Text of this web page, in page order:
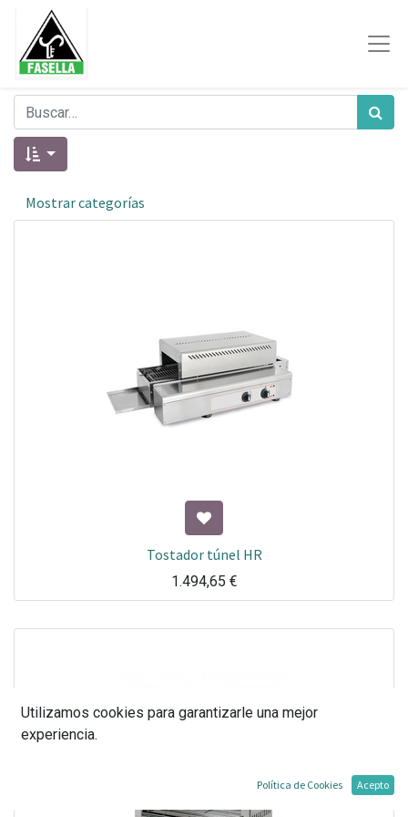
Mostrar categorías
Tostador túnel HR
1.494,65 €
Utilizamos cookies para garantizarle una mejor
experiencia.
Política de Cookies Acepto